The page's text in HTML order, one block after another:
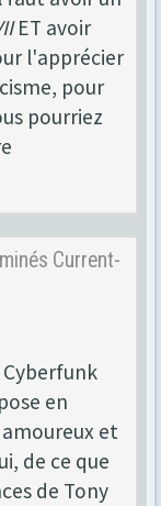
ET avoir
l'apprécier
pour
pourriez
Current-
en
et
de ce que
de Tony